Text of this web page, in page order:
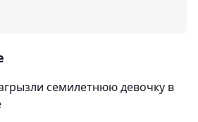
семилетнюю девочку в